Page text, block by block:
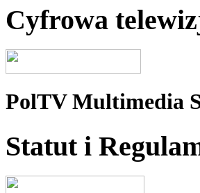
Cyfrowa
PolTV Multimedia
Statut i